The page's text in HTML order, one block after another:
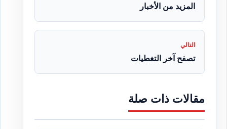
المزيد من الأخبار
التالي
تصفح آخر التغطيات
مقالات ذات صلة